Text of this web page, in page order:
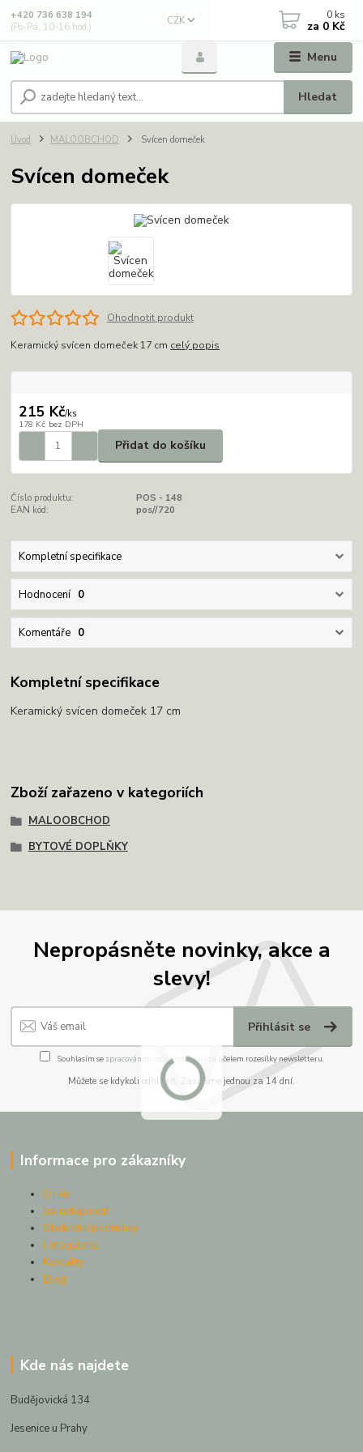
Menu
CZK
Hledat
+420 736 638 194
(Po-Pá, 10-16 hod.)
0 ks
za 0 Kč
Úvod MALOOBCHOD Svícen domeček
Svícen domeček
Ohodnotit produkt
Keramický svícen domeček 17 cm celý popis
215 Kč/ks
178 Kč bez DPH
Přidat do košíku
Číslo produktu:
POS - 148
EAN kód:
pos//720
Kompletní specifikace
Hodnocení 0
Komentáře 0
Kompletní specifikace
Keramický svícen domeček 17 cm
Zboží zařazeno v kategoriích
MALOOBCHOD
BYTOVÉ DOPLŇKY
Nepropásněte novinky, akce a
slevy!
Přihlásit se
Souhlasím se zpracováním osobních údajů za účelem rozesílky newsletteru.
Můžete se kdykoli odhlásit. Zasíláme jednou za 14 dní.
Informace pro zákazníky
O nás
Jak nakupovat
Obchodní podmínky
Fotogalerie
Kontakty
Blog
Kde nás najdete
Budějovická 134
Jesenice u Prahy